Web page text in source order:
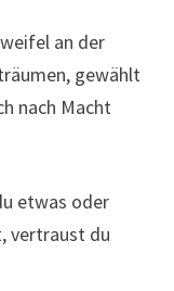
an der
gewählt
nach Macht
etwas oder
vertraust du